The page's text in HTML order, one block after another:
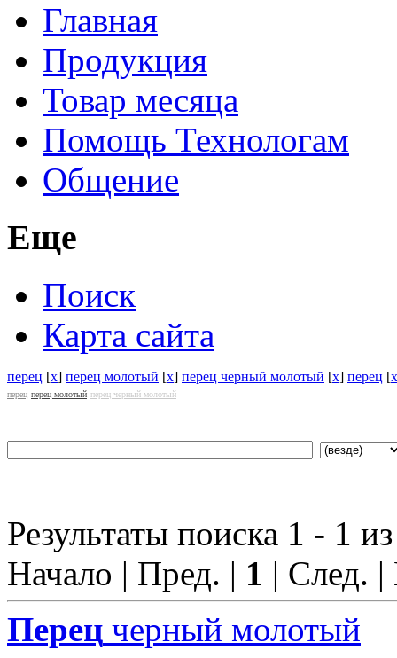
Главная
Продукция
Товар месяца
Помощь Технологам
Общение
Еще
Поиск
Карта сайта
перец [x] перец молотый [x] перец черный молотый [x] перец [x
перец перец молотый перец черный молотый
Результаты поиска 1 - 1
Начало | Пред. | 1 | След.
Перец черный молотый